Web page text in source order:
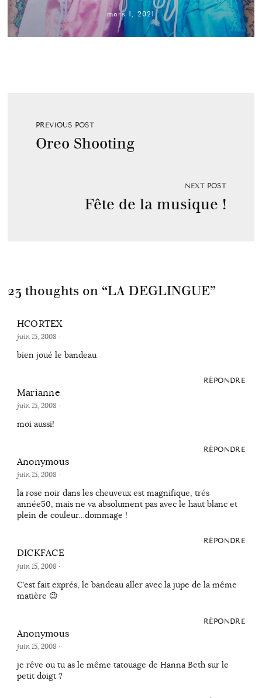
mars 1, 2021
PREVIOUS POST
Oreo Shooting
NEXT POST
Fête de la musique !
23 thoughts on “LA DEGLINGUE”
HCORTEX
juin 15, 2008 ·
bien joué le bandeau
RÉPONDRE
Marianne
juin 15, 2008 ·
moi aussi!
RÉPONDRE
Anonymous
juin 15, 2008 ·
la rose noir dans les cheuveux est magnifique, trés
année50, mais ne va absolument pas avec le haut blanc et
plein de couleur…dommage !
RÉPONDRE
DICKFACE
juin 15, 2008 ·
C’est fait exprés, le bandeau aller avec la jupe de la même
matière 😉
RÉPONDRE
Anonymous
juin 15, 2008 ·
je rêve ou tu as le même tatouage de Hanna Beth sur le
petit doigt ?